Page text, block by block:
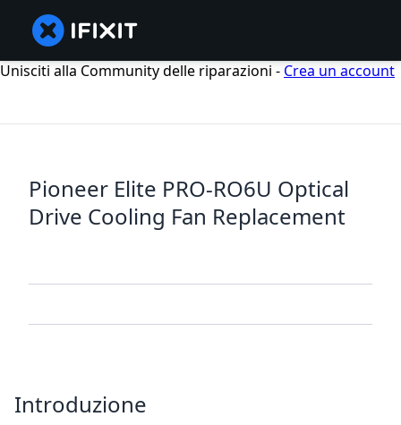
Unisciti alla Community delle riparazioni - Crea un account
Pioneer Elite PRO-RO6U Optical
Drive Cooling Fan Replacement
Introduzione